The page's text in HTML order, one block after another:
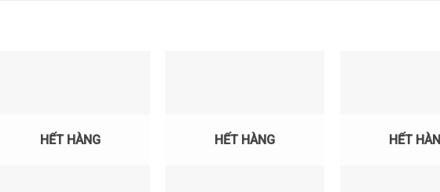
HẾT HÀNG HẾT HÀNG HẾT